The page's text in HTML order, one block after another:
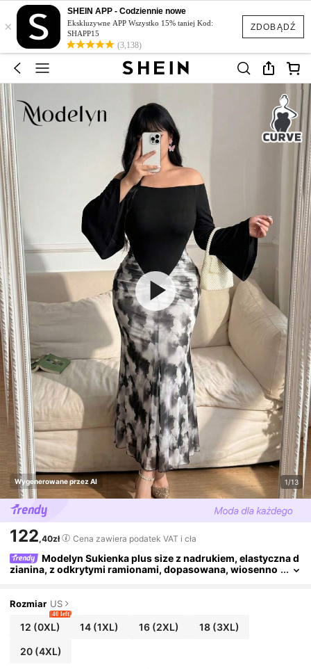
ZDOBĄDŹ
×
SHEIN APP - Codziennie nowe
Ekskluzywne APP Wszystko 15% taniej Kod:
SHAPP15
(3,138)
Wygenerowane przez AI 1/13
122,40zł Cena zawiera podatek VAT i cła
Modelyn Sukienka plus size z nadrukiem, elastyczna d
zianina, z odkrytymi ramionami, dopasowana, wiosenno
Rozmiar US
12 (0XL)
40 left
14 (1XL) 16(2XL) 18(3XL)
20(4XL)